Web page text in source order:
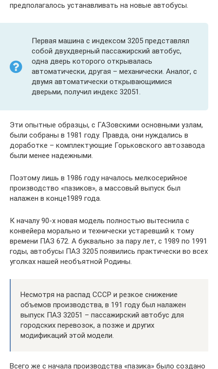
предполагалось устанавливать на новые автобусы.
Первая машина с индексом 3205 представлял
собой двухдверный пассажирский автобус,
одна дверь которого открывалась
автоматически, другая – механически. Аналог, с
двумя автоматически открывающимися
дверьми, получил индекс 32051.
Эти опытные образцы, с ГАЗовскими основными узлам,
были собраны в 1981 году. Правда, они нуждались в
доработке – комплектующие Горьковского автозавода
были менее надежными.
Поэтому лишь в 1986 году началось мелкосерийное
производство «пазиков», а массовый выпуск был
налажен в конце1989 года.
К началу 90-х новая модель полностью вытеснила с
конвейера морально и технически устаревший к тому
времени ПАЗ 672. А буквально за пару лет, с 1989 по 1991
годы, автобусы ПАЗ 3205 появились практически во всех
уголках нашей необъятной Родины.
Несмотря на распад СССР и резкое снижение
объемов производства, в 191 году был налажен
выпуск ПАЗ 32051 – пассажирский автобус для
городских перевозок, а позже и других
модификаций этой модели.
Всего же с начала производства «пазика» было создано